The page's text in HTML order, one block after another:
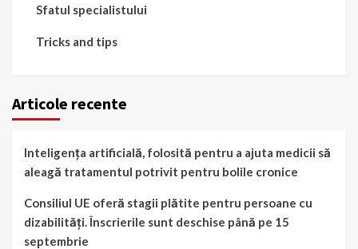
Sfatul specialistului
Tricks and tips
Articole recente
Inteligența artificială, folosită pentru a ajuta medicii să
aleagă tratamentul potrivit pentru bolile cronice
Consiliul UE oferă stagii plătite pentru persoane cu
dizabilități. Înscrierile sunt deschise până pe 15
septembrie